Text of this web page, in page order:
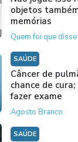
objetos
memórias
Quem foi que disse
SAÚDE
Câncer de
chance de
fazer exame
Agosto Branco
SAÚDE